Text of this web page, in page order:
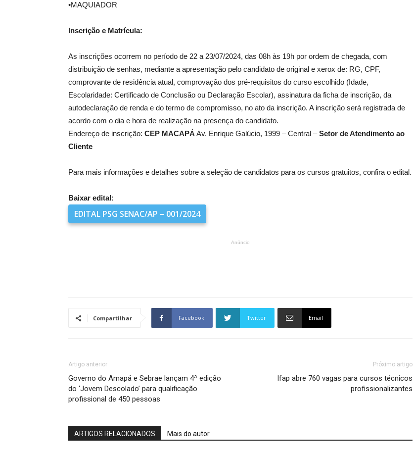
•MAQUIADOR
Inscrição e Matrícula:
As inscrições ocorrem no período de 22 a 23/07/2024, das 08h às 19h por ordem de chegada, com
distribuição de senhas, mediante a apresentação pelo candidato de original e xerox de: RG, CPF,
comprovante de residência atual, comprovação dos pré-requisitos do curso escolhido (Idade,
Escolaridade: Certificado de Conclusão ou Declaração Escolar), assinatura da ficha de inscrição, da
autodeclaração de renda e do termo de compromisso, no ato da inscrição. A inscrição será registrada de
acordo com o dia e hora de realização na presença do candidato.
Endereço de inscrição: CEP MACAPÁ Av. Enrique Galúcio, 1999 – Central –Setor de Atendimento ao
Cliente
Para mais informações e detalhes sobre a seleção de candidatos para os cursos gratuitos, confira o edital.
Baixar edital:
EDITAL PSG SENAC/AP – 001/2024
Anúncio
Compartilhar Facebook Twitter Email
Artigo anterior
Governo do Amapá e Sebrae lançam 4ª edição
do ‘Jovem Descolado’ para qualificação
profissional de 450 pessoas
Próximo artigo
Ifap abre 760 vagas para cursos técnicos
profissionalizantes
ARTIGOS RELACIONADOS Mais do autor